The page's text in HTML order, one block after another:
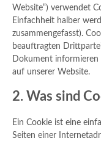
Website“) verwendet
Einfachheit halber
zusammengefasst).
beauftragten
Dokument informieren
auf unserer Website.
2. Was sind
Ein Cookie ist eine
Seiten einer